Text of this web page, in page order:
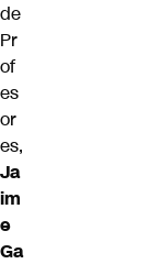
de
Pr
of
es
or
es,
Ja
im
e
Ga